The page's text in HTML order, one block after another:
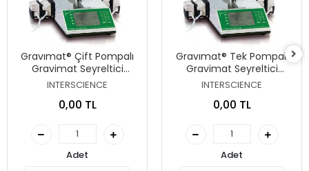
Gravımat® Çift Pompalı
Gravimat Seyreltici
(Double Pump
INTERSCIENCE
0,00 TL
Adet
Gravımat® Tek Pompalı
Gravimat Seyreltici
(Simple Pump
INTERSCIENCE
0,00 TL
Adet